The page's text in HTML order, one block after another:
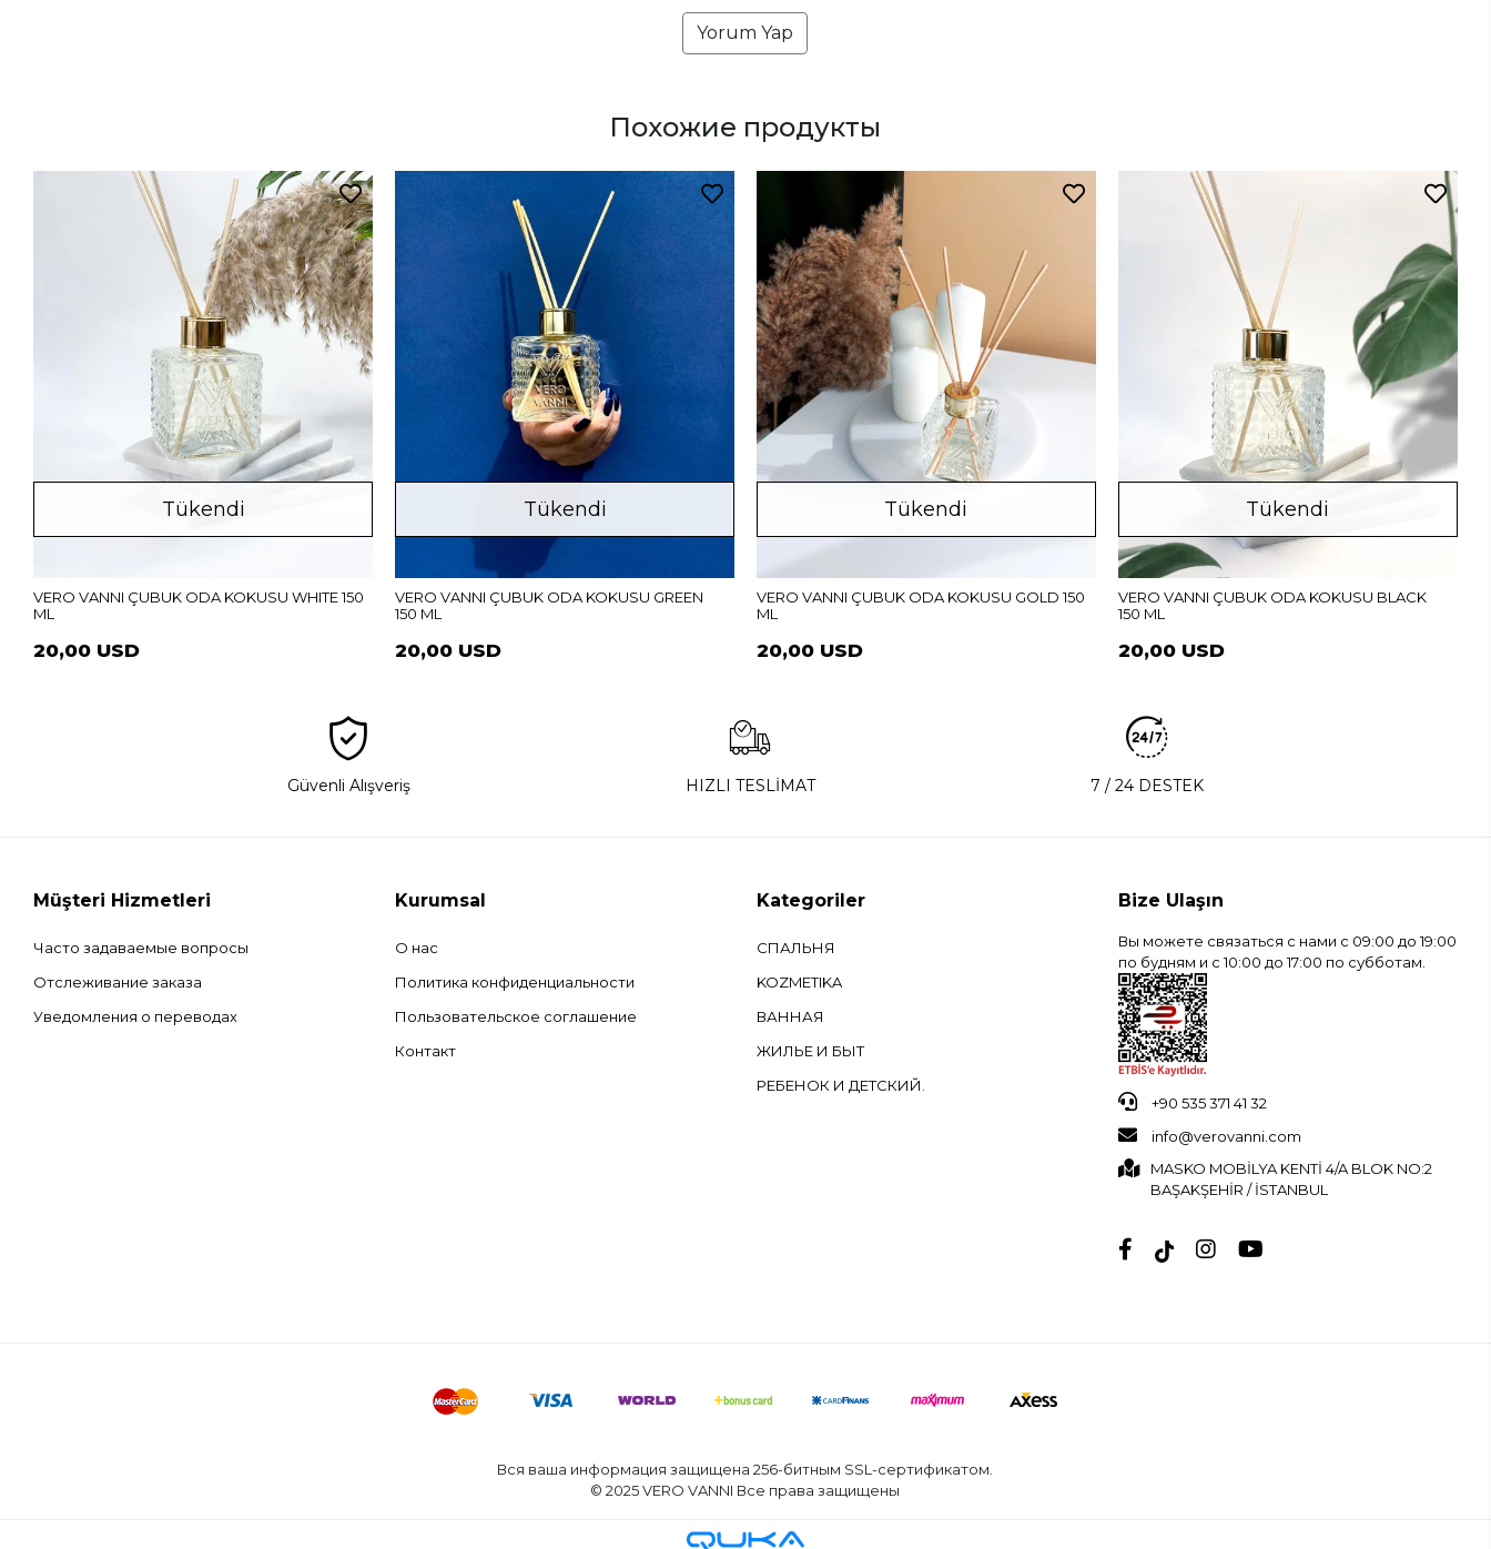
Yorum Yap
Похожие продукты
Tükendi
VERO VANNI ÇUBUK ODA KOKUSU WHITE 150
ML
20,00 USD
Tükendi
VERO VANNI ÇUBUK ODA KOKUSU GREEN
150 ML
20,00 USD
Tükendi
VERO VANNI ÇUBUK ODA KOKUSU GOLD 150
ML
20,00 USD
Tükendi
VERO VANNI ÇUBUK ODA KOKUSU BLACK
150 ML
20,00 USD
Güvenli Alışveriş HIZLI TESLİMAT 7 / 24 DESTEK
Müşteri Hizmetleri
Часто задаваемые вопросы
Отслеживание заказа
Уведомления о переводах
Kurumsal
О нас
Политика конфиденциальности
Пользовательское соглашение
Контакт
Kategoriler
СПАЛЬНЯ
KOZMETIKA
ВАННАЯ
ЖИЛЬЕ И БЫТ
РЕБЕНОК И ДЕТСКИЙ.
Bize Ulaşın
Вы можете связаться с нами с 09:00 до 19:00
по будням и с 10:00 до 17:00 по субботам.
+90 535 371 41 32
info@verovanni.com
MASKO MOBİLYA KENTİ 4/A BLOK NO:2
BAŞAKŞEHİR / İSTANBUL
Вся ваша информация защищена 256-битным SSL-сертификатом.
© 2025 VERO VANNI Все права защищены